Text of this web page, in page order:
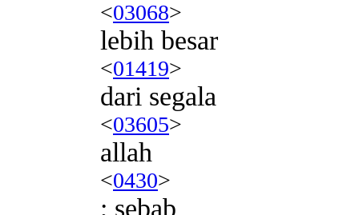
<03068>
lebih besar
<01419>
dari segala
<03605>
allah
<0430>
; sebab